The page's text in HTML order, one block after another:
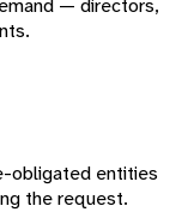
— directors,
obligated entities
the request.